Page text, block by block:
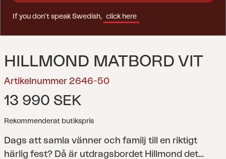
HILLMOND MATBORD VIT
Artikelnummer 2646-50
13 990 SEK
Rekommenderat butikspris
Dags att samla vänner och familj till en riktigt
härlig fest? Då är utdragsbordet Hillmond det
If you don't speak Swedish, click here